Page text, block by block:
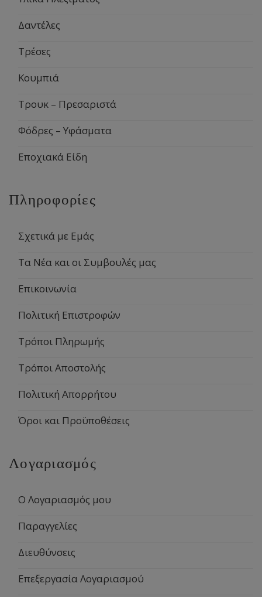
Δαντέλες
Τρέσες
Κουμπιά
Τρουκ – Πρεσαριστά
Φόδρες – Υφάσματα
Εποχιακά Είδη
Πληροφορίες
Σχετικά με Εμάς
Τα Νέα και οι Συμβουλές μας
Επικοινωνία
Πολιτική Επιστροφών
Τρόποι Πληρωμής
Τρόποι Αποστολής
Πολιτική Απορρήτου
Όροι και Προϋποθέσεις
Λογαριασμός
Ο Λογαριασμός μου
Παραγγελίες
Διευθύνσεις
Επεξεργασία Λογαριασμού